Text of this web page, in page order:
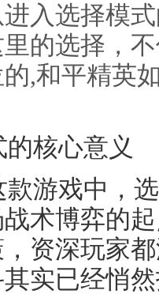
入选择模
的选择，
,和平精英
核心意义
游戏中，
术博弈的
资深玩家
实已经悄